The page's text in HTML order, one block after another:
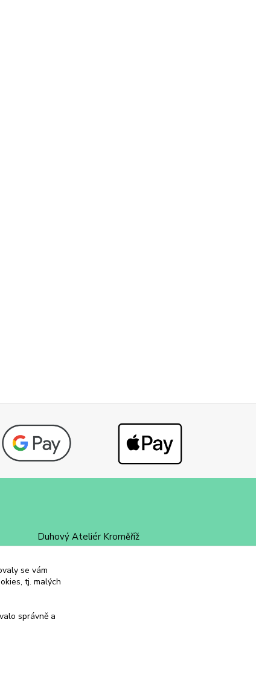
Duhový Ateliér Kroměříž
+420 734 258 002
se vám
tj. malých
správně a